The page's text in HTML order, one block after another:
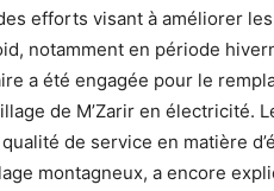
efforts visant à améliorer
notamment en période
a été engagée pour le
de M’Zarir en électricité.
de service en matière
montagneux, a encore